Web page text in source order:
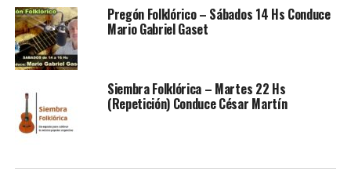
Pregón Folklórico – Sábados 14 Hs Conduce
Mario Gabriel Gaset
Siembra Folklórica – Martes 22 Hs
(Repetición) Conduce César Martín